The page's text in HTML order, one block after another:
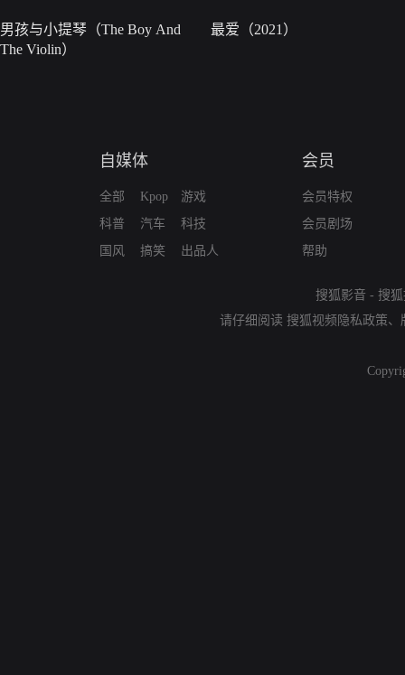
男孩与小提琴（The Boy And
The Violin）
最爱（2021）
自媒体
全部
科普
国风
Kpop
汽车
搞笑
游戏
科技
出品人
会员
会员特权
会员剧场
帮助
搜狐影音 - 搜
请仔细阅读 搜狐视频隐私政策、